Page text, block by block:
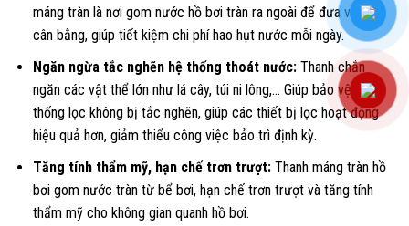
máng tràn là nơi gom nước hồ bơi tràn ra ngoài để đưa về bể
cân bằng, giúp tiết kiệm chi phí hao hụt nước mỗi ngày.
Ngăn ngừa tắc nghẽn hệ thống thoát nước:Thanh chắn
ngăn các vật thể lớn như lá cây, túi ni lông,… Giúp bảo vệ hệ
thống lọc không bị tắc nghẽn, giúp các thiết bị lọc hoạt động
hiệu quả hơn, giảm thiểu công việc bảo trì định kỳ.
Tăng tính thẩm mỹ, hạn chế trơn trượt:Thanh máng tràn hồ
bơi gom nước tràn từ bể bơi, hạn chế trơn trượt và tăng tính
thẩm mỹ cho không gian quanh hồ bơi.